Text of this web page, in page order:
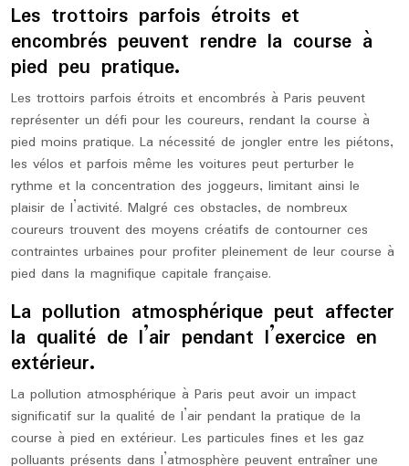
Les trottoirs parfois étroits et
encombrés peuvent rendre la course à
pied peu pratique.
Les trottoirs parfois étroits et encombrés à Paris peuvent
représenter un défi pour les coureurs, rendant la course à
pied moins pratique. La nécessité de jongler entre les piétons,
les vélos et parfois même les voitures peut perturber le
rythme et la concentration des joggeurs, limitant ainsi le
plaisir de l’activité. Malgré ces obstacles, de nombreux
coureurs trouvent des moyens créatifs de contourner ces
contraintes urbaines pour profiter pleinement de leur course à
pied dans la magnifique capitale française.
La pollution atmosphérique peut affecter
la qualité de l’air pendant l’exercice en
extérieur.
La pollution atmosphérique à Paris peut avoir un impact
significatif sur la qualité de l’air pendant la pratique de la
course à pied en extérieur. Les particules fines et les gaz
polluants présents dans l’atmosphère peuvent entraîner une